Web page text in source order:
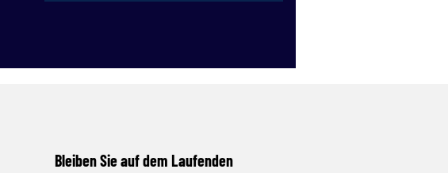
Bleiben Sie auf dem Laufenden